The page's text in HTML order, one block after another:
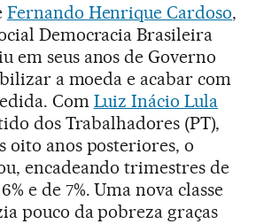
Fernando Henrique Cardoso,
Democracia Brasileira
em seus anos de Governo
a moeda e acabar com
Com Luiz Inácio Lula
dos Trabalhadores (PT),
oito anos posteriores, o
encadeando trimestres de
e de 7%. Uma nova classe
pouco da pobreza graças